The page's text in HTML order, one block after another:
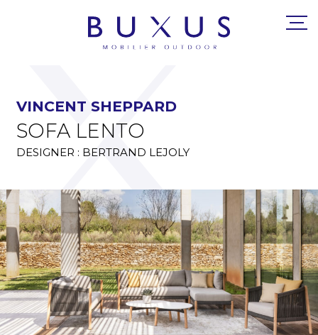
VINCENT SHEPPARD
SOFA LENTO
DESIGNER : BERTRAND LEJOLY